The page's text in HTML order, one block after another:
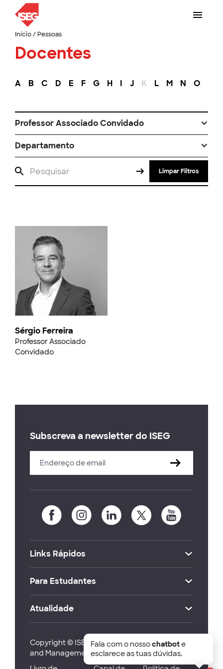
Início/ Pessoas
Docentes
A B C D E F G H I J K L M N O
Professor Associado Convidado
Departamento
Limpar Filtros
Sérgio Ferreira
Professor Associado
Convidado
Subscreva a newsletter do ISEG
Links Rápidos
Para Estudantes
Atualidade
Copyright © ISEG Lisbon School of Economics
and Management 2026
Fala com o nossochatbote
esclarece as tuas dúvidas.